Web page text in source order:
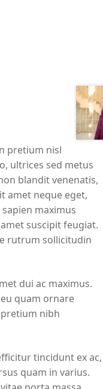
pretium nisl
ultrices sed metus
blandit venenatis,
amet neque eget,
maximus
suscipit feugiat.
rutrum sollicitudin
dui ac maximus.
quam ornare
nibh
tincidunt ex ac,
quam in varius.